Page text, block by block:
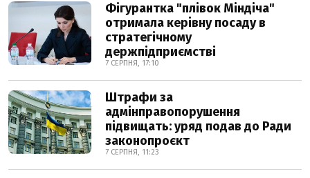
Фігурантка "плівок Міндіча"
отримала керівну посаду в
стратегічному
держпідприємстві
7 СЕРПНЯ, 17:10
Штрафи за
адмінправопорушення
підвищать: уряд подав до Ради
законопроєкт
7 СЕРПНЯ, 11:23